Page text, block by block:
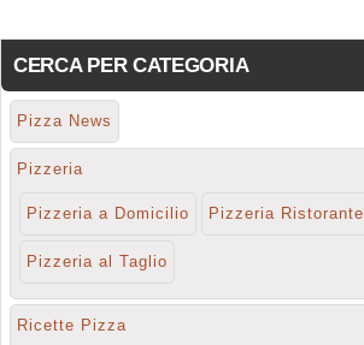
CERCA PER CATEGORIA
Pizza News
Pizzeria
Pizzeria a Domicilio Pizzeria Ristorante
Pizzeria al Taglio
Ricette Pizza